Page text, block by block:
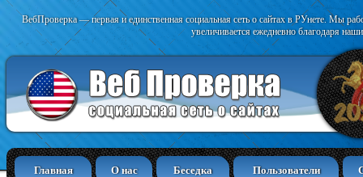
ВебПроверка — первая и единственная социальная сеть о сайтах в РУнете. Мы
увеличивается ежедневно благодаря
Главная О нас Беседка Пользователи